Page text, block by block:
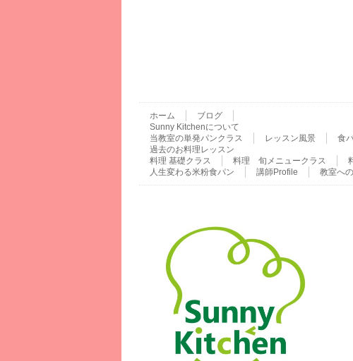
ホーム
ブログ
Sunny Kitchenについて
当教室の単発パンクラス
レッスン風景 食
過去のお料理レッスン
料理 基礎クラス
料理 旬メニュークラス
人生変わる米粉食パン 講師Profile 教室へ